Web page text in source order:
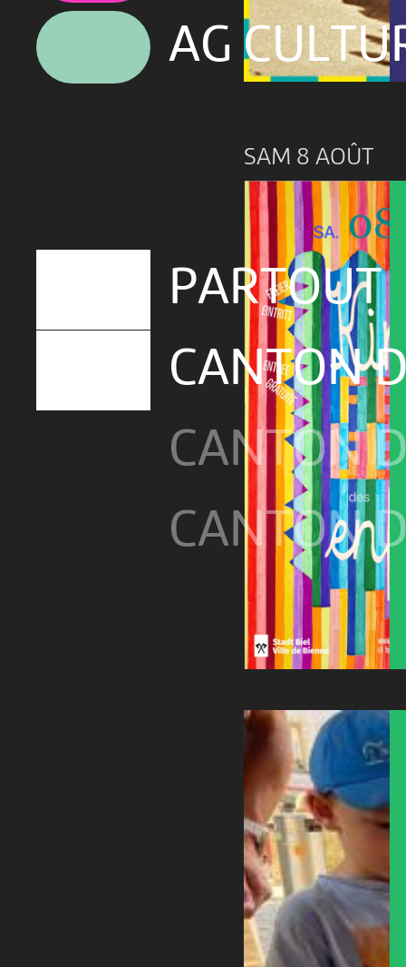
AG
PARTOUT
CANTON
CANTON
CANTON
SAM 8 AOÛT